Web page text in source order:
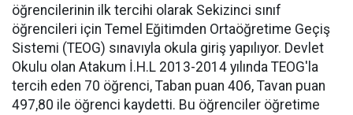
öğrencilerinin ilk tercihi olarak Sekizinci sınıf
öğrencileri için Temel Eğitimden Ortaöğretime Geçiş
Sistemi (TEOG) sınavıyla okula giriş yapılıyor. Devlet
Okulu olan Atakum İ.H.L 2013-2014 yılında TEOG'la
tercih eden 70 öğrenci, Taban puan 406, Tavan puan
497,80 ile öğrenci kaydetti. Bu öğrenciler öğretime